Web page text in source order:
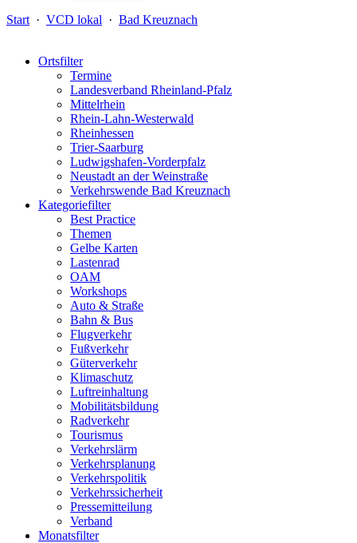
Start · VCD lokal · Bad Kreuznach
Ortsfilter
Termine
Landesverband Rheinland-Pfalz
Mittelrhein
Rhein-Lahn-Westerwald
Rheinhessen
Trier-Saarburg
Ludwigshafen-Vorderpfalz
Neustadt an der Weinstraße
Verkehrswende Bad Kreuznach
Kategoriefilter
Best Practice
Themen
Gelbe Karten
Lastenrad
OAM
Workshops
Auto & Straße
Bahn & Bus
Flugverkehr
Fußverkehr
Güterverkehr
Klimaschutz
Luftreinhaltung
Mobilitätsbildung
Radverkehr
Tourismus
Verkehrslärm
Verkehrsplanung
Verkehrspolitik
Verkehrssicherheit
Pressemitteilung
Verband
Monatsfilter